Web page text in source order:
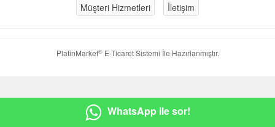
Müşteri Hizmetleri İletişim
PlatinMarket®E-Ticaret Sistemi İle Hazırlanmıştır.
WhatsApp ile sor!